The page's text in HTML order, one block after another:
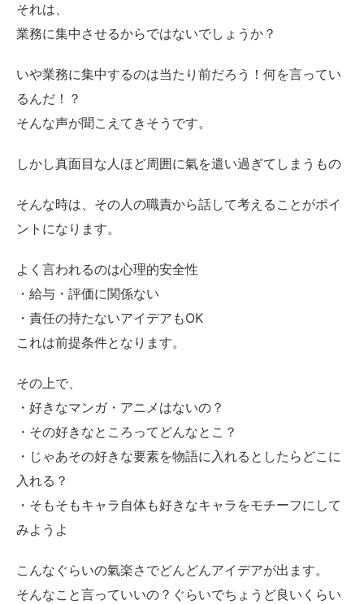
それは、
業務に集中させるからではないでしょうか？
いや業務に集中するのは当たり前だろう！何を言ってい
るんだ！？
そんな声が聞こえてきそうです。
しかし真面目な人ほど周囲に氣を遣い過ぎてしまうもの
そんな時は、その人の職責から話して考えることがポイ
ントになります。
よく言われるのは心理的安全性
・給与・評価に関係ない
・責任の持たないアイデアもOK
これは前提条件となります。
その上で、
・好きなマンガ・アニメはないの？
・その好きなところってどんなとこ？
・じゃあその好きな要素を物語に入れるとしたらどこに
入れる？
・そもそもキャラ自体も好きなキャラをモチーフにして
みようよ
こんなぐらいの氣楽さでどんどんアイデアが出ます。
そんなこと言っていいの？ぐらいでちょうど良いくらい